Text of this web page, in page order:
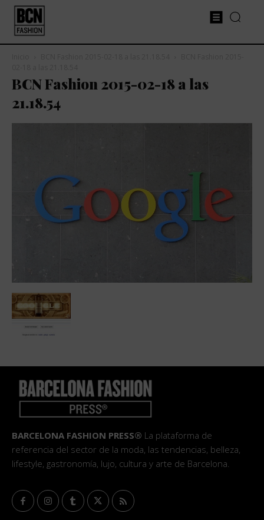
BCN Fashion 2015-02-18 a las
21.18.54
BARCELONA FASHION PRESS® La plataforma de
referencia del sector de la moda, las tendencias, belleza,
lifestyle, gastronomía, lujo, cultura y arte de Barcelona.